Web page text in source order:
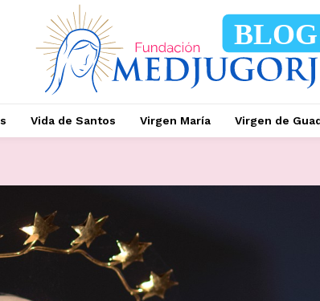
BLOG
Vida de Santos Virgen María Virgen de